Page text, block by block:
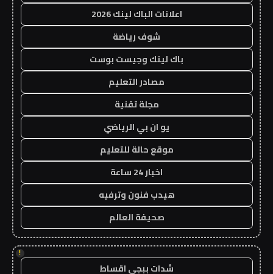
اعلانات الباك لينك 2026
شوف رياضة
باك لينك وجيست بوست
مصادر التعليم
مجلة تقنية
يو ان بي الرياضي
موقع حالة للتعليم
اخبار 24 ساعة
هيدب فنون وترفيه
صحيفة العالم
!
شدات ببجي اقساط